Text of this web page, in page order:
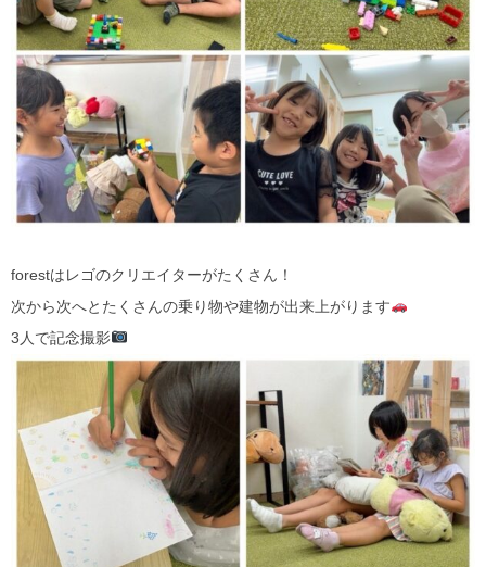
forestはレゴのクリエイターがたくさん！
次から次へとたくさんの乗り物や建物が出来上がります
3人で記念撮影